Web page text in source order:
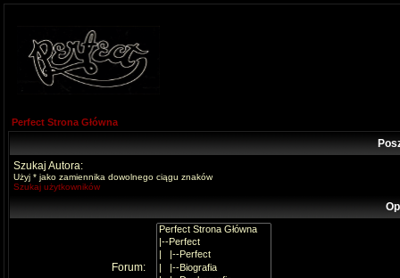
Perfect Strona Główna
Szukaj Autora:
Użyj * jako zamiennika dowolnego ciągu znaków
Szukaj użytkowników
Forum: